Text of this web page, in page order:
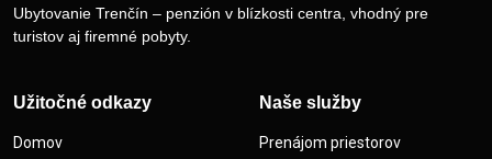
Ubytovanie Trenčín – penzión v blízkosti centra, vhodný pre
turistov aj firemné pobyty.
Užitočné odkazy
Domov
Naše služby
Prenájom priestorov